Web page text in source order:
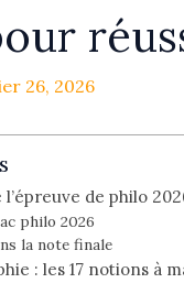
26, 2026
de philo
philo 2026
la note finale
: les 17 notions à